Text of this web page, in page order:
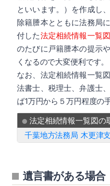
といいます。）を作成し
除籍謄本とともに法務局
付した法定相続情報一覧
のたびに戸籍謄本の提示
くなるので大変便利です。
なお、法定相続情報一覧
法書士、税理士、弁護士
ば1万円から５万円程度の
法定相続情報一覧図の
千葉地方法務局 木更津
遺言書がある場合